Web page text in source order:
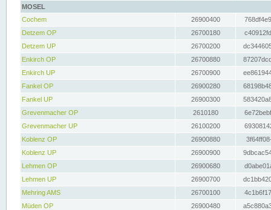
MOSEL
Cochem
26900400
Detzem OP
26700180
Detzem UP
26700200
Enkirch OP
26700880
Enkirch UP
26700900
Fankel OP
26900280
Fankel UP
26900300
Grevenmacher OP
2610180
Grevenmacher UP
26100200
Koblenz OP
26900880
Koblenz UP
26900900
Lehmen OP
26900680
Lehmen UP
26900700
Mehring AMS
26700100
Müden OP
26900480